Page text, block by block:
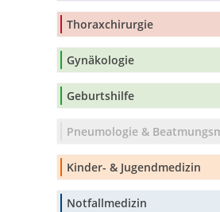
Thoraxchirurgie
Gynäkologie
Geburtshilfe
Pneumologie &
Kinder- & Jugendmedizin
Notfallmedizin